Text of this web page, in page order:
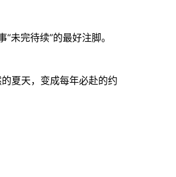
未完待续”的最好注脚。
夏天，变成每年必赴的约